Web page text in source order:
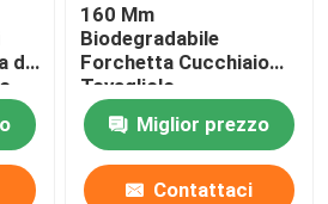
di
160 Mm
Biodegradabile
Forchetta Cucchiaio
Tovagliolo
Stuzzicadenti In Legno
Con Confezione Di
Carta Avvolta
Miglior prezzo
Contattaci